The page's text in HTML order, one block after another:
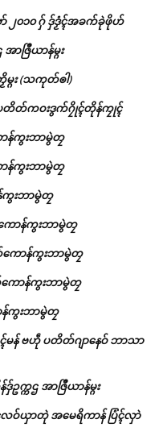
ာ် ၂၀၁၀ ဂှ် ဒှ်ဒၟံၚ်အခက်ခုဲဖိုဟ်
ဇြဳယာန်မ္ဂး
း (သကုတ်ၜါ)
တ်ကဝးဒွက်ဂၠိုၚ်တိုန်ကၠုၚ်
န်ကွးဘာမွဲတၠ
န်ကွးဘာမွဲတၠ
ကွးဘာမွဲတၠ
ောန်ကွးဘာမွဲတၠ
ောန်ကွးဘာမွဲတၠ
ောန်ကွးဘာမွဲတၠ
န်ကွးဘာမွဲတၠ
ဗဟဵု ပတိတ်ဂျာနေဝ် ဘာသာ
ကဌ အာဇြဳယာန်မ္ဂး
ေဝ်ယှာတုဲ အမေရိကာန် ပြံၚ်လှာဲ